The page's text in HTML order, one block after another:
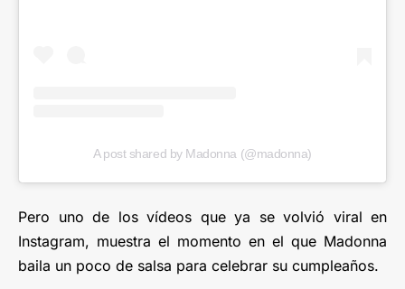
A post shared by Madonna (@madonna)
Pero uno de los vídeos que ya se volvió viral en
Instagram, muestra el momento en el que Madonna
baila un poco de salsa para celebrar su cumpleaños.